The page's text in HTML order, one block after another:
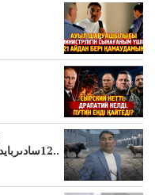
12سادىربايدىتاعىسى كەلە12نجىلعاۇقا مەس..